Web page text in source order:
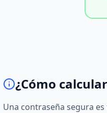
¿Cómo
Una contraseña segura